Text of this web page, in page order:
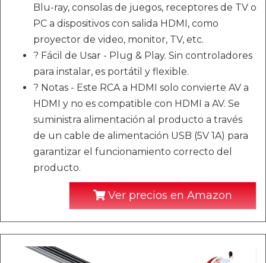
Blu-ray, consolas de juegos, receptores de TV o
PC a dispositivos con salida HDMI, como
proyector de video, monitor, TV, etc.
? Fácil de Usar - Plug & Play. Sin controladores
para instalar, es portátil y flexible.
? Notas - Este RCA a HDMI solo convierte AV a
HDMI y no es compatible con HDMI a AV. Se
suministra alimentación al producto a través
de un cable de alimentación USB (5V 1A) para
garantizar el funcionamiento correcto del
producto.
Ver precios en Amazon